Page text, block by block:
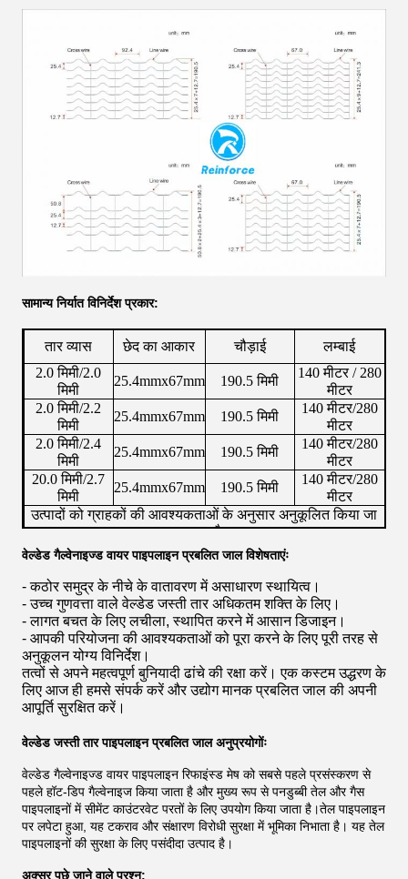
सामान्य निर्यात विनिर्देश प्रकार:
तार व्यास छेद का आकार चौड़ाई
लम्बाई
2.0 मिमी/2.0
मिमी
25.4mmx67mm 190.5 मिमी
140 मीटर / 280
मीटर
2.0 मिमी/2.2
मिमी
25.4mmx67mm 190.5 मिमी
140 मीटर/280
मीटर
2.0 मिमी/2.4
मिमी
25.4mmx67mm 190.5 मिमी
140 मीटर/280
मीटर
20.0 मिमी/2.7
मिमी
25.4mmx67mm 190.5 मिमी
140 मीटर/280
मीटर
उत्पादों को ग्राहकों की आवश्यकताओं के अनुसार अनुकूलित किया जा
सकता है।
वेल्डेड गैल्वेनाइज्ड वायर पाइपलाइन प्रबलित जाल विशेषताएंः
- कठोर समुद्र के नीचे के वातावरण में असाधारण स्थायित्व।
- उच्च गुणवत्ता वाले वेल्डेड जस्ती तार अधिकतम शक्ति के लिए।
- लागत बचत के लिए लचीला, स्थापित करने में आसान डिजाइन।
- आपकी परियोजना की आवश्यकताओं को पूरा करने के लिए पूरी तरह से
अनुकूलन योग्य विनिर्देश।
तत्वों से अपने महत्वपूर्ण बुनियादी ढांचे की रक्षा करें। एक कस्टम उद्धरण के
लिए आज ही हमसे संपर्क करें और उद्योग मानक प्रबलित जाल की अपनी
आपूर्ति सुरक्षित करें।
वेल्डेड जस्ती तार पाइपलाइन प्रबलित जाल अनुप्रयोगोंः
वेल्डेड गैल्वेनाइज्ड वायर पाइपलाइन रिफाइंस्ड मेष को सबसे पहले प्रसंस्करण से
पहले हॉट-डिप गैल्वेनाइज किया जाता है और मुख्य रूप से पनडुब्बी तेल और गैस
पाइपलाइनों में सीमेंट काउंटरवेट परतों के लिए उपयोग किया जाता है।तेल पाइपलाइन
पर लपेटा हुआ, यह टकराव और संक्षारण विरोधी सुरक्षा में भूमिका निभाता है। यह तेल
पाइपलाइनों की सुरक्षा के लिए पसंदीदा उत्पाद है।
अक्सर पूछे जाने वाले प्रश्न: